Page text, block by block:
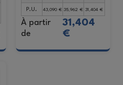
P.U. 43,090 € 35,962 € 31,404 €
À partir
de
31,404
€